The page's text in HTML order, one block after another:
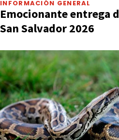
INFORMACIÓN GENERAL
Emocionante entrega
San Salvador 2026